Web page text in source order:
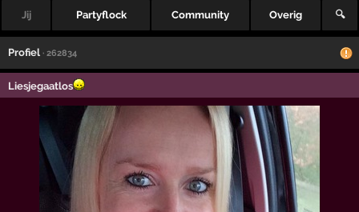
Jij Partyflock Community Overig 🔍
Profiel · 262834
Liesjegaatlos